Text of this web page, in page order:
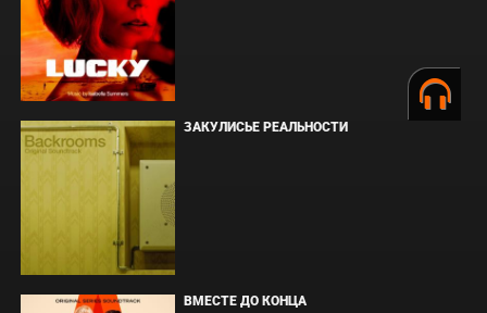
ЗАКУЛИСЬЕ РЕАЛЬНОСТИ
ВМЕСТЕ ДО КОНЦА